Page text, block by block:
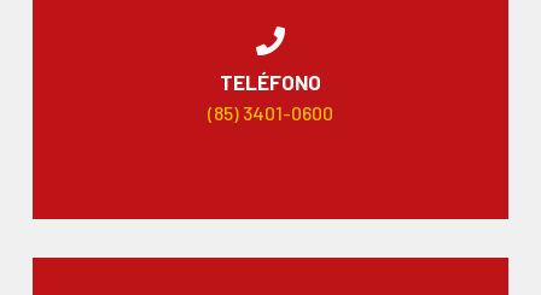
TELÉFONO
(85) 3401-0600